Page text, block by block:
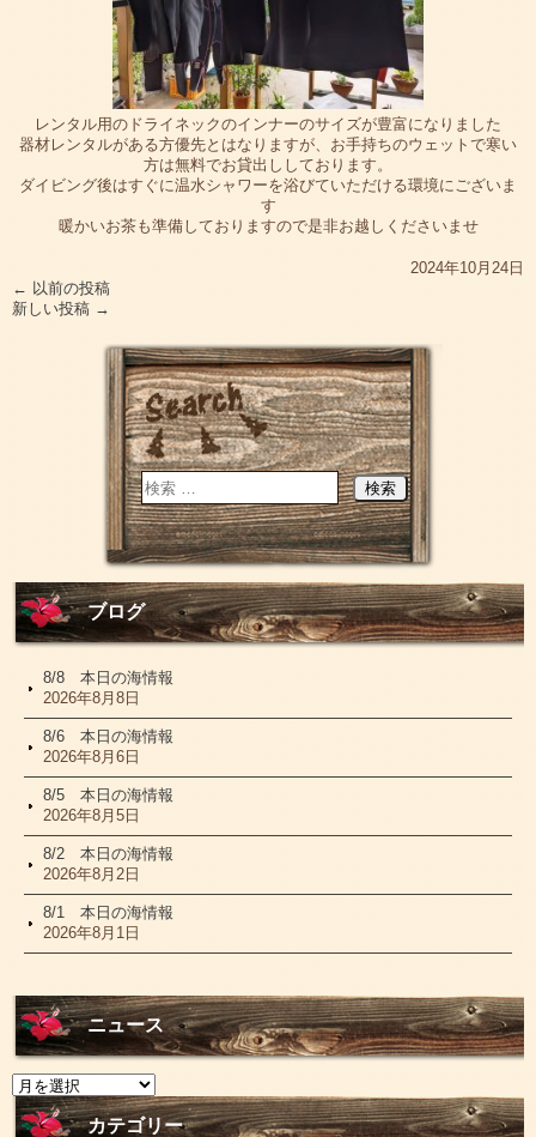
レンタル用のドライネックのインナーのサイズが豊富になりました
器材レンタルがある方優先とはなりますが、お手持ちのウェットで寒い
方は無料でお貸出ししております。
ダイビング後はすぐに温水シャワーを浴びていただける環境にございま
す
暖かいお茶も準備しておりますので是非お越しくださいませ
2024年10月24日
← 以前の投稿
新しい投稿 →
ブログ
8/8 本日の海情報
2026年8月8日
8/6 本日の海情報
2026年8月6日
8/5 本日の海情報
2026年8月5日
8/2 本日の海情報
2026年8月2日
8/1 本日の海情報
2026年8月1日
ニュース
ニ
ュ
ー
カテゴリー